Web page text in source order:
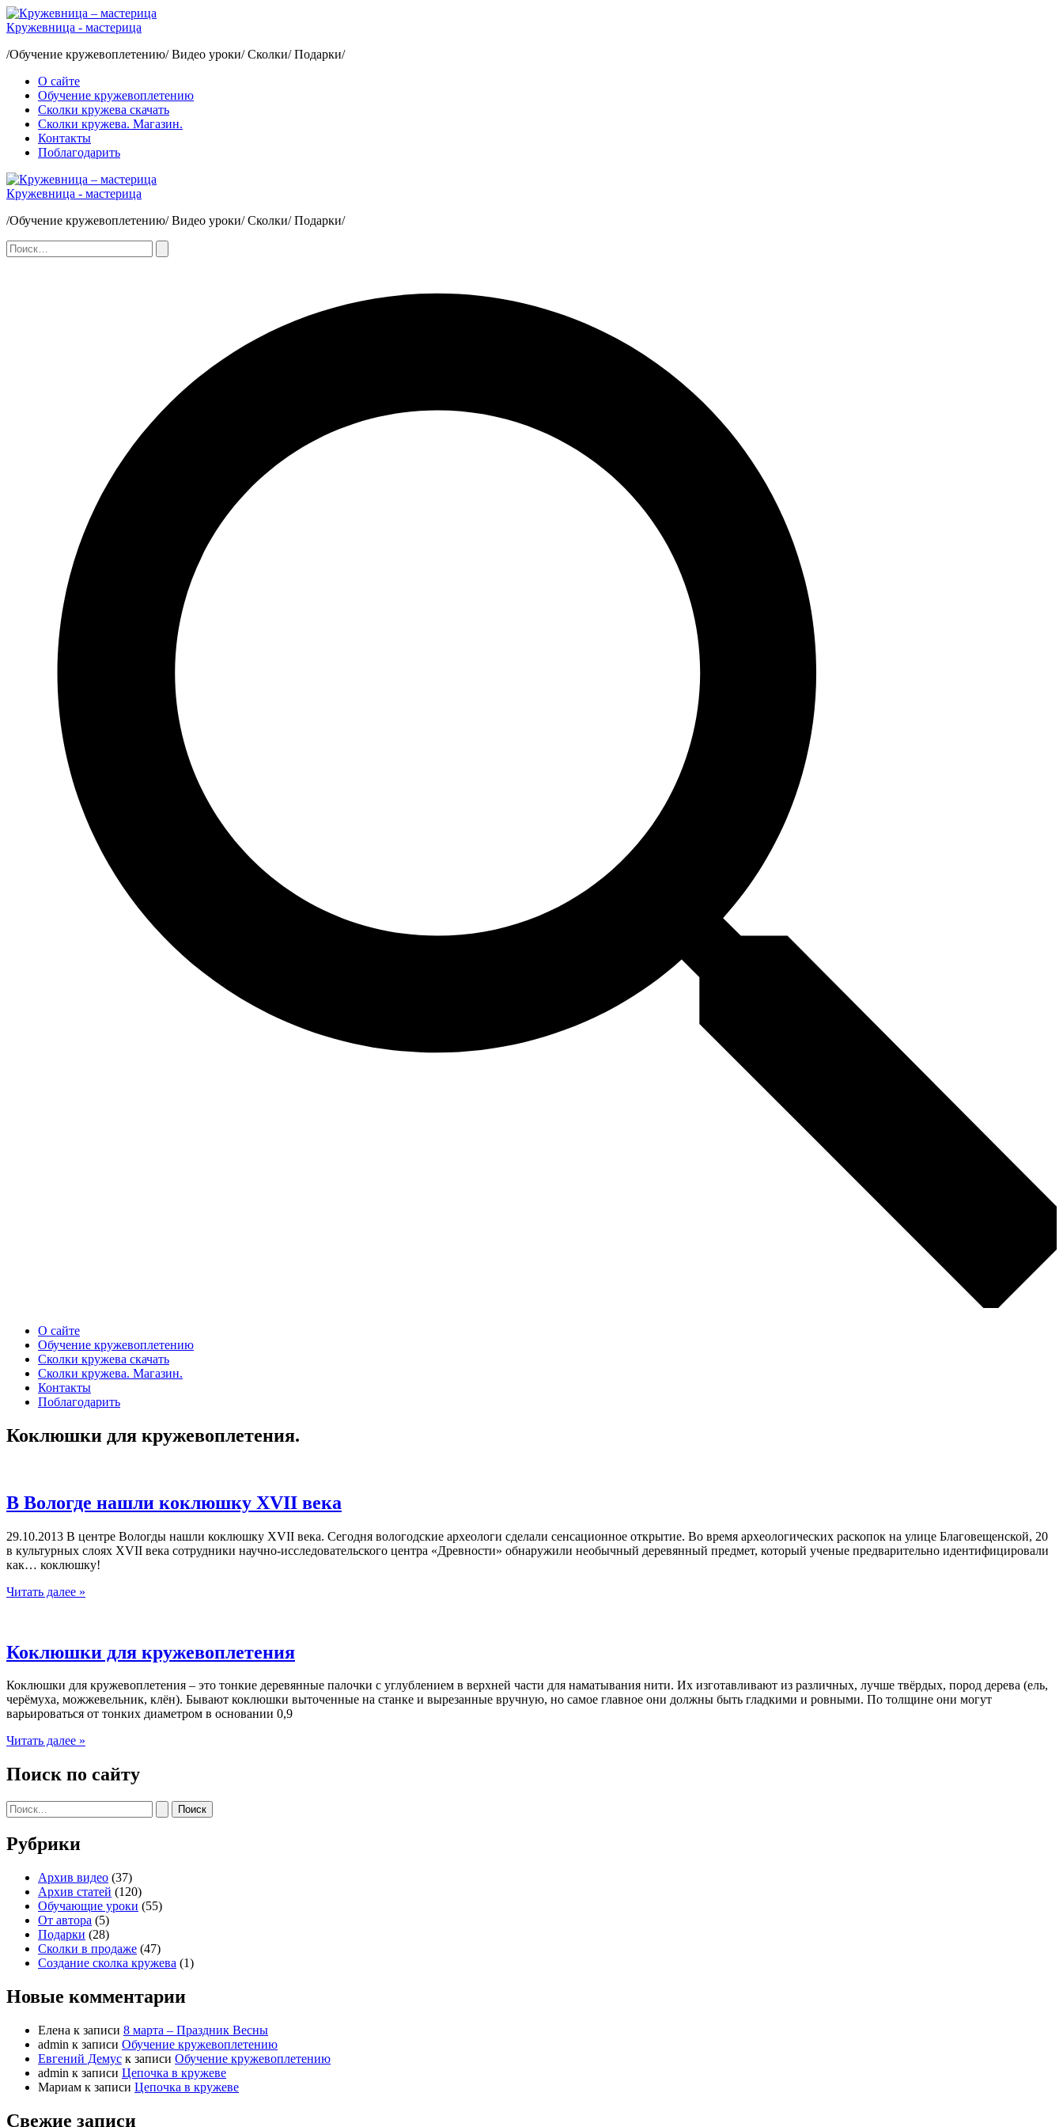
Перейти
к
Кружевница - мастерица
/Обучение кружевоплетению/ Видео уроки/ Сколки/ Подарки/
О сайте
Обучение кружевоплетению
Сколки кружева скачать
Сколки кружева. Магазин.
Контакты
Поблагодарить
Кружевница - мастерица
/Обучение кружевоплетению/ Видео уроки/ Сколки/ Подарки/
Поиск:
О сайте
Обучение кружевоплетению
Сколки кружева скачать
Сколки кружева. Магазин.
Контакты
Поблагодарить
Коклюшки для кружевоплетения.
В Вологде нашли коклюшку XVII века
29.10.2013 В центре Вологды нашли коклюшку XVII века. Сегодня вологодские археологи сделали сенсационное открытие. Во время археологических раскопок на улице Благовещенской, 20
в культурных слоях XVII века сотрудники научно-исследовательского центра «Древности» обнаружили необычный деревянный предмет, который ученые предварительно идентифицировали
как… коклюшку!
В
XVII
века
Читать далее »
Коклюшки для кружевоплетения
Коклюшки для кружевоплетения – это тонкие деревянные палочки с углублением в верхней части для наматывания нити. Их изготавливают из различных, лучше твёрдых, пород дерева (ель,
черёмуха, можжевельник, клён). Бывают коклюшки выточенные на станке и вырезанные вручную, но самое главное они должны быть гладкими и ровными. По толщине они могут
варьироваться от тонких диаметром в основании 0,9
Коклюшки
кружевоплетения
Читать далее »
Поиск по сайту
Поиск:
Рубрики
Архив видео (37)
Архив статей (120)
Обучающие уроки (55)
От автора (5)
Подарки (28)
Сколки в продаже (47)
Создание сколка кружева (1)
Новые комментарии
Елена к записи 8 марта – Праздник Весны
admin к записи Обучение кружевоплетению
Евгений Демус к записи Обучение кружевоплетению
admin к записи Цепочка в кружеве
Мариам к записи Цепочка в кружеве
Свежие записи